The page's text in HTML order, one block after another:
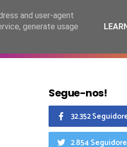
ESPECIAIS CALENDÁRIO
Segue-nos!
32.352
2.854
and user-agent
generate usage